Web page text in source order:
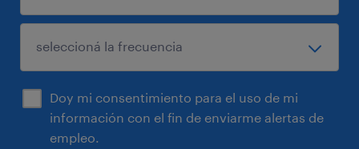
Doy mi consentimiento para el uso de mi
información con el fin de enviarme alertas de
empleo.